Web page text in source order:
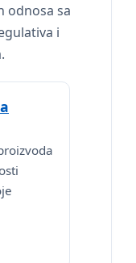
odnosa sa
i